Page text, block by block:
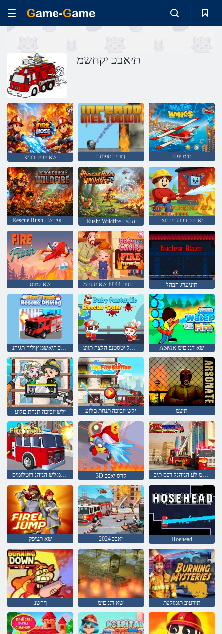
תיאבכ יקחשמ
שא יוביכ רוניצ ךותיה תפותה םימ יפנכ
Rescue Rush - רעי תופירש Rush: Wildfire הלצה יאבככ דבוע :יבבוא
שא קמוס שא תעינמ EP44 יתק תקונית תיניערג הבהל
שא יוביכ תיאשמ ץוליח תגיהנ קוניתל יטסטנפ הלצה תווצ ASMR שא דגנ םימ
ילש יוביכה תנחת םלוע ילש יוביכה תנחת םלוע תיצמ
שא יוביכ תיאשמ לש הגיהנ רוטלומיס 3D קרס יאבכ שא יוביכ תיאשמ לע הגיהנל רפס תיב
שא תציפק 2024 יאבכ Hoehead
ףרשנ שא דגנ םימ תורעוב תומולעת